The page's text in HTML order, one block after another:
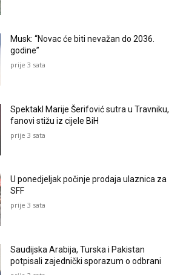
Musk: “Novac će biti nevažan do 2036.
godine”
prije 3 sata
Spektakl Marije Šerifović sutra u Travniku,
fanovi stižu iz cijele BiH
prije 3 sata
U ponedjeljak počinje prodaja ulaznica za
SFF
prije 3 sata
Saudijska Arabija, Turska i Pakistan
potpisali zajednički sporazum o odbrani